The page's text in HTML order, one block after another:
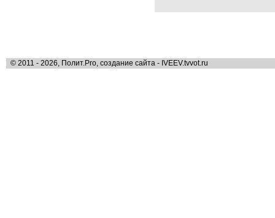
© 2011 - 2026, Полит.Pro, создание сайта - IVEEV.tvvot.ru